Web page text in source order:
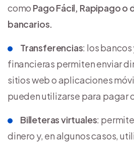
como Pago Fácil, Rapipago o
bancarios.
Transferencias: los
financieras permiten enviar
sitios web o aplicaciones
pueden utilizarse para pagar
Billeteras virtuales:
dinero y, en algunos casos,